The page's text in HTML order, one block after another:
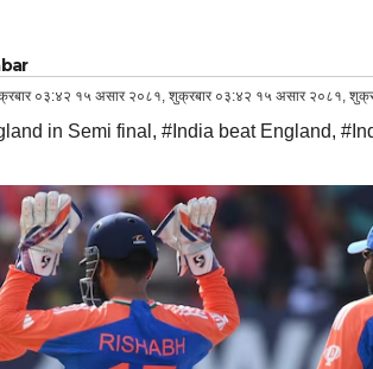
०३:४२ १५ असार २०८१, शुक्रबार ०३:४२ १५ असार २०८१,
in Semi final , #India beat England,